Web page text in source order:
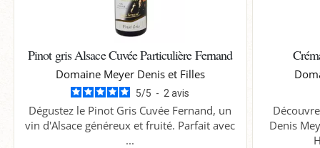
Pinot gris Alsace Cuvée Particulière Fernand
Domaine Meyer Denis et Filles
5/5 - 2avis
Dégustez le Pinot Gris Cuvée Fernand, un
vin d'Alsace généreux et fruité. Parfait avec
...
Denis